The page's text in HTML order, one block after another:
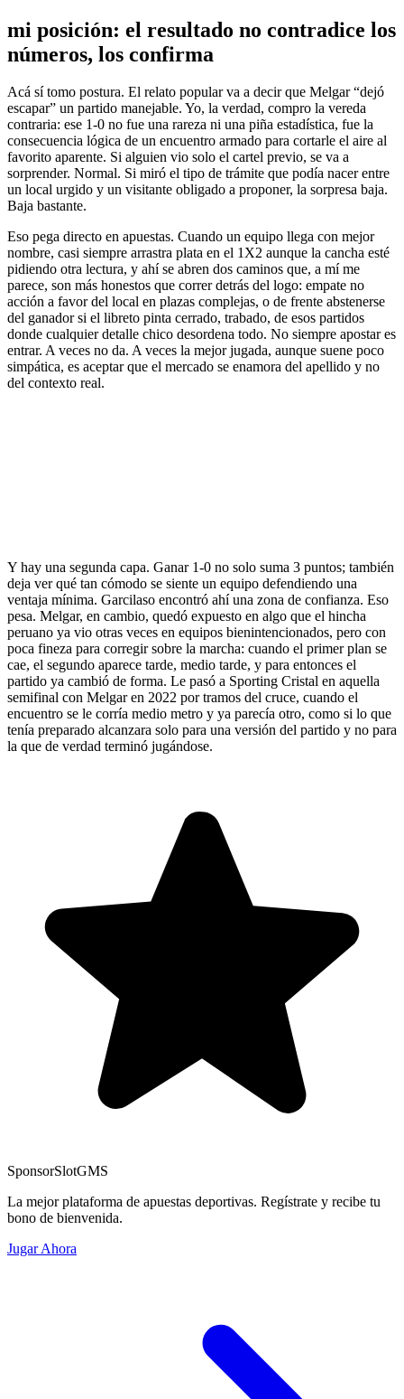
mi posición: el resultado no contradice los
números, los confirma
Acá sí tomo postura. El relato popular va a decir que Melgar “dejó
escapar” un partido manejable. Yo, la verdad, compro la vereda
contraria: ese 1-0 no fue una rareza ni una piña estadística, fue la
consecuencia lógica de un encuentro armado para cortarle el aire al
favorito aparente. Si alguien vio solo el cartel previo, se va a
sorprender. Normal. Si miró el tipo de trámite que podía nacer entre
un local urgido y un visitante obligado a proponer, la sorpresa baja.
Baja bastante.
Eso pega directo en apuestas. Cuando un equipo llega con mejor
nombre, casi siempre arrastra plata en el 1X2 aunque la cancha esté
pidiendo otra lectura, y ahí se abren dos caminos que, a mí me
parece, son más honestos que correr detrás del logo: empate no
acción a favor del local en plazas complejas, o de frente abstenerse
del ganador si el libreto pinta cerrado, trabado, de esos partidos
donde cualquier detalle chico desordena todo. No siempre apostar es
entrar. A veces no da. A veces la mejor jugada, aunque suene poco
simpática, es aceptar que el mercado se enamora del apellido y no
del contexto real.
Y hay una segunda capa. Ganar 1-0 no solo suma 3 puntos; también
deja ver qué tan cómodo se siente un equipo defendiendo una
ventaja mínima. Garcilaso encontró ahí una zona de confianza. Eso
pesa. Melgar, en cambio, quedó expuesto en algo que el hincha
peruano ya vio otras veces en equipos bienintencionados, pero con
poca fineza para corregir sobre la marcha: cuando el primer plan se
cae, el segundo aparece tarde, medio tarde, y para entonces el
partido ya cambió de forma. Le pasó a Sporting Cristal en aquella
semifinal con Melgar en 2022 por tramos del cruce, cuando el
encuentro se le corría medio metro y ya parecía otro, como si lo que
tenía preparado alcanzara solo para una versión del partido y no para
la que de verdad terminó jugándose.
SponsorSlotGMS
La mejor plataforma de apuestas deportivas. Regístrate y recibe tu
bono de bienvenida.
Jugar Ahora